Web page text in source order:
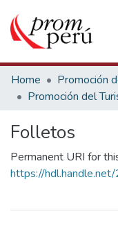
Communities &
All of DSpace
Estadísticas Externas
Home
Promoción
Folletos
Permanent URI for
https://